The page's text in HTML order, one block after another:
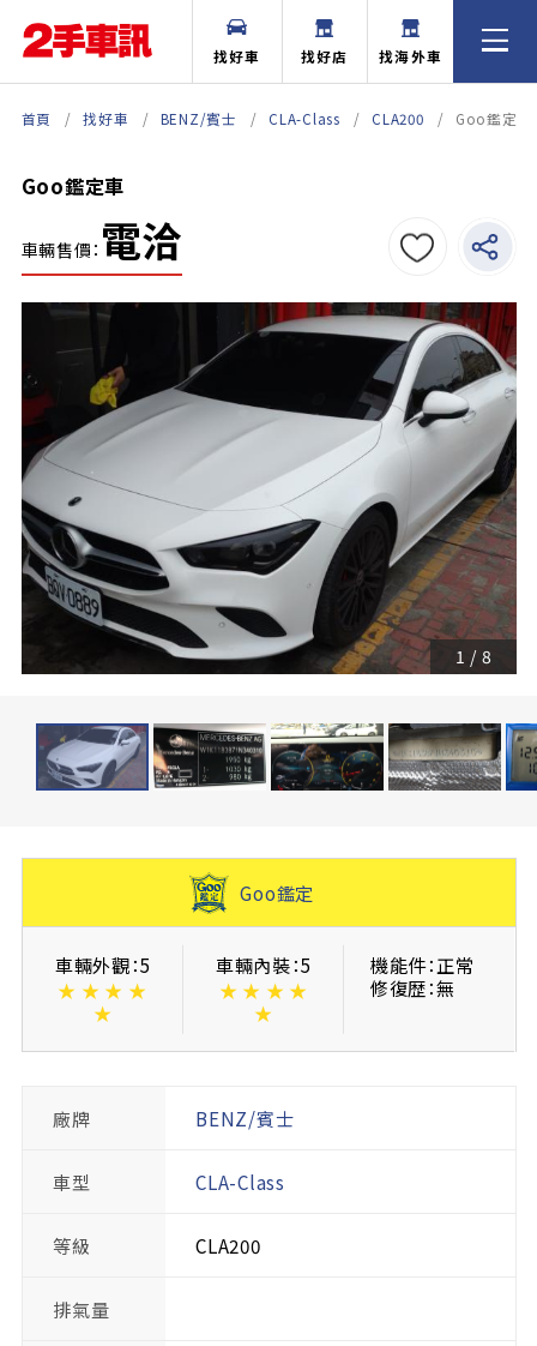
找好車 找好店 找海外車
首頁 找好車 BENZ/賓士 CLA-Class CLA200 Goo鑑定車
Goo鑑定車
車輛售價： 電洽
1 / 8
Goo鑑定
車輛外觀：5
★ ★ ★ ★
★
車輛內裝：5
★ ★ ★ ★
★
機能件：正常
修復歴：無
廠牌 BENZ/賓士
車型 CLA-Class
等級 CLA200
排氣量